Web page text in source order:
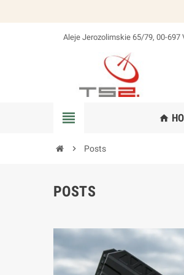
konum_on
Aleje Jerozolimskie 65/79, 00-697
view_headline home
chevron_right Posts
POSTS